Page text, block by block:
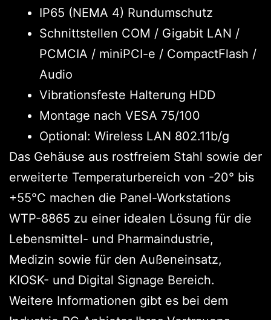
IP65 (NEMA 4) Rundumschutz
Schnittstellen COM / Gigabit LAN /
PCMCIA / miniPCI-e / CompactFlash /
Audio
Vibrationsfeste Halterung HDD
Montage nach VESA 75/100
Optional: Wireless LAN 802.11b/g
Das Gehäuse aus rostfreiem Stahl sowie der
erweiterte Temperaturbereich von -20° bis
+55°C machen die Panel-Workstations
WTP-8865 zu einer idealen Lösung für die
Lebensmittel- und Pharmaindustrie,
Medizin sowie für den Außeneinsatz,
KIOSK- und Digital Signage Bereich.
Weitere Informationen gibt es bei dem